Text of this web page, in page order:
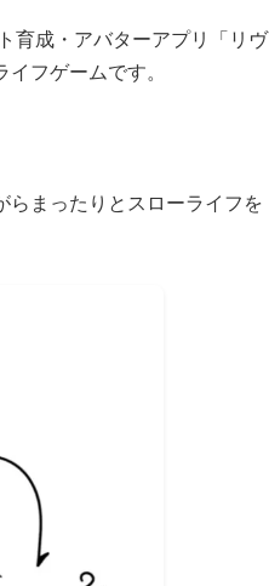
育成・アバターアプリ「リヴ
フゲームです。
らまったりとスローライフを